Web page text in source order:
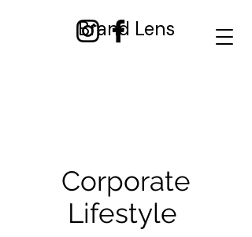
Brand Lens
Corporate
Lifestyle